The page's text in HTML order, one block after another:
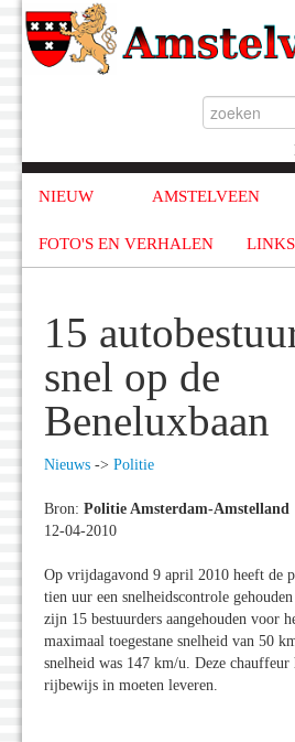
NIEUW AMSTELVEEN
FOTO'S EN VERHALEN LINKS
15
snel op de
Beneluxbaan
Nieuws -> Politie
Bron: Politie Amsterdam-Amstelland
12-04-2010
Op vrijdagavond 9 april 2010 heeft de
tien uur een snelheidscontrole
zijn 15 bestuurders aangehouden voor
maximaal toegestane snelheid van 50
snelheid was 147 km/u. Deze
rijbewijs in moeten leveren.